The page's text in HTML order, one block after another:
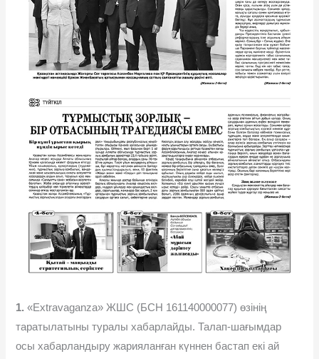
1. «Extravaganza» ЖШС (БСН 161140000077) өзінің
таратылатыны туралы хабарлайды. Талап-шағымдар
осы хабарландыру жарияланған күннен бастап екі ай